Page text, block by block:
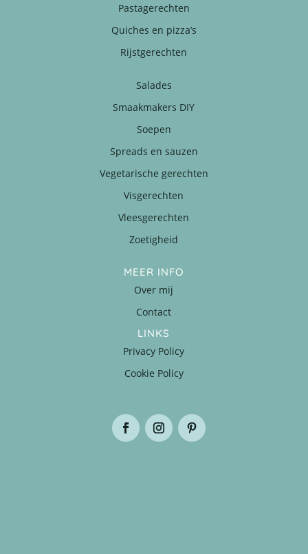
Pastagerechten
Quiches en pizza’s
Rijstgerechten
Salades
Smaakmakers DIY
Soepen
Spreads en sauzen
Vegetarische gerechten
Visgerechten
Vleesgerechten
Zoetigheid
MEER INFO
Over mij
Contact
LINKS
Privacy Policy
Cookie Policy